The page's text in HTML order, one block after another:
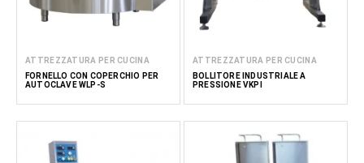
ATTREZZATURA PER CUCINA
FORNELLO CON COPERCHIO PER
AUTOCLAVE WLP-S
ATTREZZATURA PER CUCINA
BOLLITORE INDUSTRIALE A
PRESSIONE VKPI